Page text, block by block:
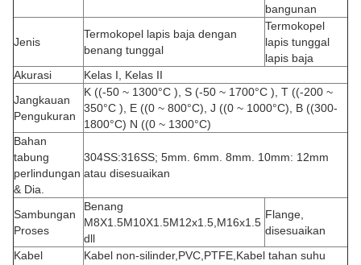
bangunan
Jenis
Termokopel lapis baja dengan
benang tunggal
Termokopel
lapis tunggal
lapis baja
Akurasi
Kelas I, Kelas II
Jangkauan
Pengukuran
K ((-50 ~ 1300°C ), S (-50 ~ 1700°C ), T ((-200 ~
350°C ), E ((0 ~ 800°C), J ((0 ~ 1000°C), B ((300-
1800°C) N ((0 ~ 1300°C)
Bahan
tabung
perlindungan
& Dia.
304SS:316SS; 5mm. 6mm. 8mm. 10mm: 12mm
atau disesuaikan
Sambungan
Proses
Benang
M8X1.5M10X1.5M12x1.5,M16x1.5
dll
Flange,
disesuaikan
Kabel
Kabel non-silinder,PVC,PTFE,Kabel tahan suhu